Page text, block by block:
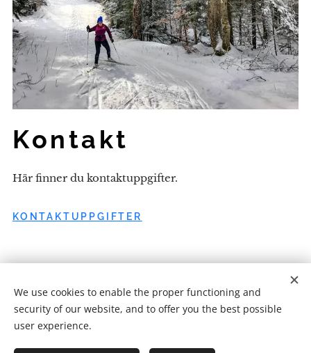
Kontakt
Här finner du kontaktuppgifter.
KONTAKTUPPGIFTER
We use cookies to enable the proper functioning and
security of our website, and to offer you the best possible
user experience.